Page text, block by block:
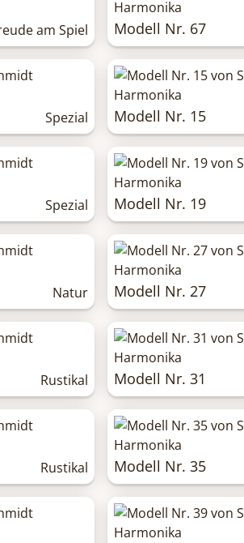
am Spiel Modell Nr. 67
Spezial Modell Nr. 15
Spezial Modell Nr. 19
Natur Modell Nr. 27
Rustikal Modell Nr. 31
Rustikal Modell Nr. 35